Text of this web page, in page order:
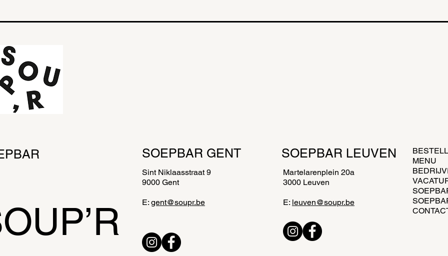
voor 11u en haal vlot jouw bestelling af voor 12u. Dit
R
SOEPBAR GENT SOEPBAR LEUVEN
Sint Niklaasstraat 9
9000 Gent
E: gent@soupr.be
Martelarenplein 20a
3000 Leuven
E: leuven@soupr.be
MENU